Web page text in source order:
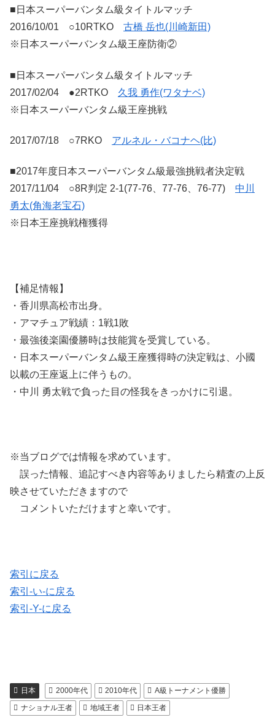
■日本スーパーバンタム級タイトルマッチ
2016/10/01 ○10RTKO 古橋 岳也(川崎新田)
※日本スーパーバンタム級王座防衛②
■日本スーパーバンタム級タイトルマッチ
2017/02/04 ●2RTKO 久我 勇作(ワタナベ)
※日本スーパーバンタム級王座挑戦
2017/07/18 ○7RKO アルネル・バコナヘ(比)
■2017年度日本スーパーバンタム級最強挑戦者決定戦
2017/11/04 ○8R判定 2-1(77-76、77-76、76-77) 中川
勇太(角海老宝石)
※日本王座挑戦権獲得
【補足情報】
・香川県高松市出身。
・アマチュア戦績：1戦1敗
・最強後楽園優勝時は技能賞を受賞している。
・日本スーパーバンタム級王座獲得時の決定戦は、小國
以載の王座返上に伴うもの。
・中川 勇太戦で負った目の怪我をきっかけに引退。
※当ブログでは情報を求めています。
誤った情報、追記すべき内容等ありましたら精査の上反
映させていただきますので
コメントいただけますと幸いです。
索引に戻る
索引-い-に戻る
索引-Y-に戻る
日本 2000年代 2010年代
A級トーナメント優勝
ナショナル王者
地域王者 日本王者